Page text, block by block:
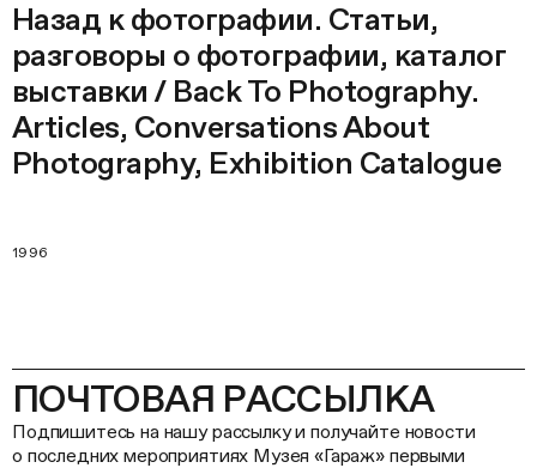
Назад к фотографии. Статьи,
разговоры о фотографии, каталог
выставки / Back To Photography.
Articles, Conversations About
Photography, Exhibition Catalogue
1996
ПОЧТОВАЯ РАССЫЛКА
Подпишитесь на нашу рассылку и получайте новости
о последних мероприятиях Музея «Гараж» первыми